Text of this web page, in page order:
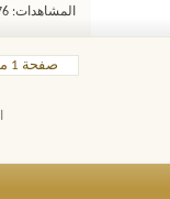
المشاهدات: 676
صفحة 1 من 273